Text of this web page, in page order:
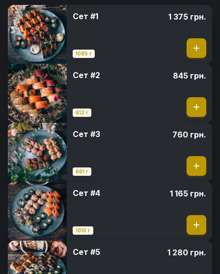
Сет #1
1085 г
1 375 грн.
Сет #2
612 г
845 грн.
Сет #3
661 г
760 грн.
Сет #4
1010 г
1 165 грн.
Сет #5 1 280 грн.